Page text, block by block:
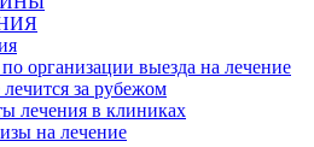
организации выезда на лечение
за рубежом
лечения в клиниках
на лечение